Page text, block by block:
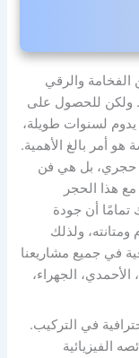
والرقي
ولكن للحصول على
لسنوات طويلة،
أمر بالغ الأهمية.
حجري، بل هي فن
هذا الحجر
تمامًا أن جودة
ولذلك
في جميع مشاريعنا
الجهراء،
في التركيب.
الفيزيائية